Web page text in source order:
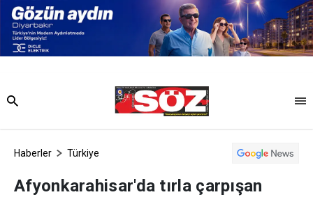
Haberler Türkiye
Afyonkarahisar'da tırla çarpışan